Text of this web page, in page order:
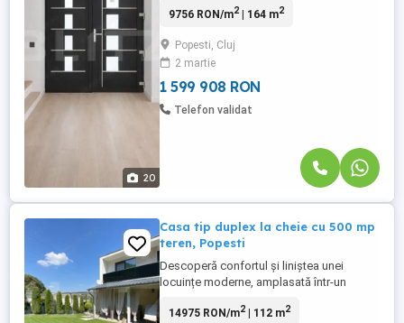
20
îmbină confortul designului arhitectural cu
pentru cei care își doresc confort superior
într-o proprietate premium. Proprietatea
dispune de o suprafață ...
9756 RON/m2| 164 m2
Popesti, Cluj
2 martie
1 599 908 RON
Telefon validat
Casa tip duplex la cheie cu 500 mp
teren, Popesti
Descoperă confortul și liniștea unei
locuințe moderne, amplasată într-un
către Cluj-Napoca. O alegere ideală pentru
14975 RON/m2| 112 m2